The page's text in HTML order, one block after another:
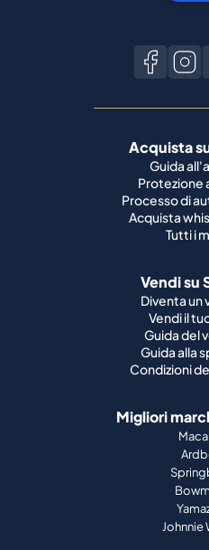
Acquista
Guida
Protezione
Processo di
Acquista
Tutti i
Vendi su
Diventa un
Vendi il
Guida del
Guida alla
Condizioni
Migliori
Johnnie